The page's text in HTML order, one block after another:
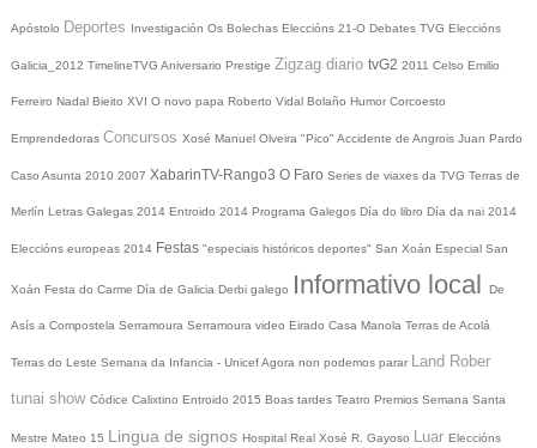
Apóstolo Deportes Investigación Os Bolechas Eleccións 21-O Debates TVG Eleccións
Galicia_2012 TimelineTVG Aniversario Prestige Zigzag diario tvG2 2011 Celso Emilio
Ferreiro Nadal Bieito XVI O novo papa Roberto Vidal Bolaño Humor Corcoesto
Emprendedoras Concursos Xosé Manuel Olveira "Pico" Accidente de Angrois Juan Pardo
Caso Asunta 2010 2007 XabarinTV-Rango3 O Faro Series de viaxes da TVG Terras de
Merlín Letras Galegas 2014 Entroido 2014 Programa Galegos Día do libro Día da nai 2014
Eleccións europeas 2014 Festas "especiais históricos deportes" San Xoán Especial San
Xoán Festa do Carme Día de Galicia Derbi galego Informativo local De
Asís a Compostela Serramoura Serramoura video Eirado Casa Manola Terras de Acolá
Terras do Leste Semana da Infancia - UnicefAgora non podemos parar Land Rober
tunai show Códice Calixtino Entroido 2015 Boas tardes Teatro Premios Semana Santa
Mestre Mateo 15 Lingua de signos Hospital Real Xosé R. Gayoso Luar Eleccións